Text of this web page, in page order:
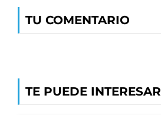
TU COMENTARIO
TE PUEDE INTERESAR